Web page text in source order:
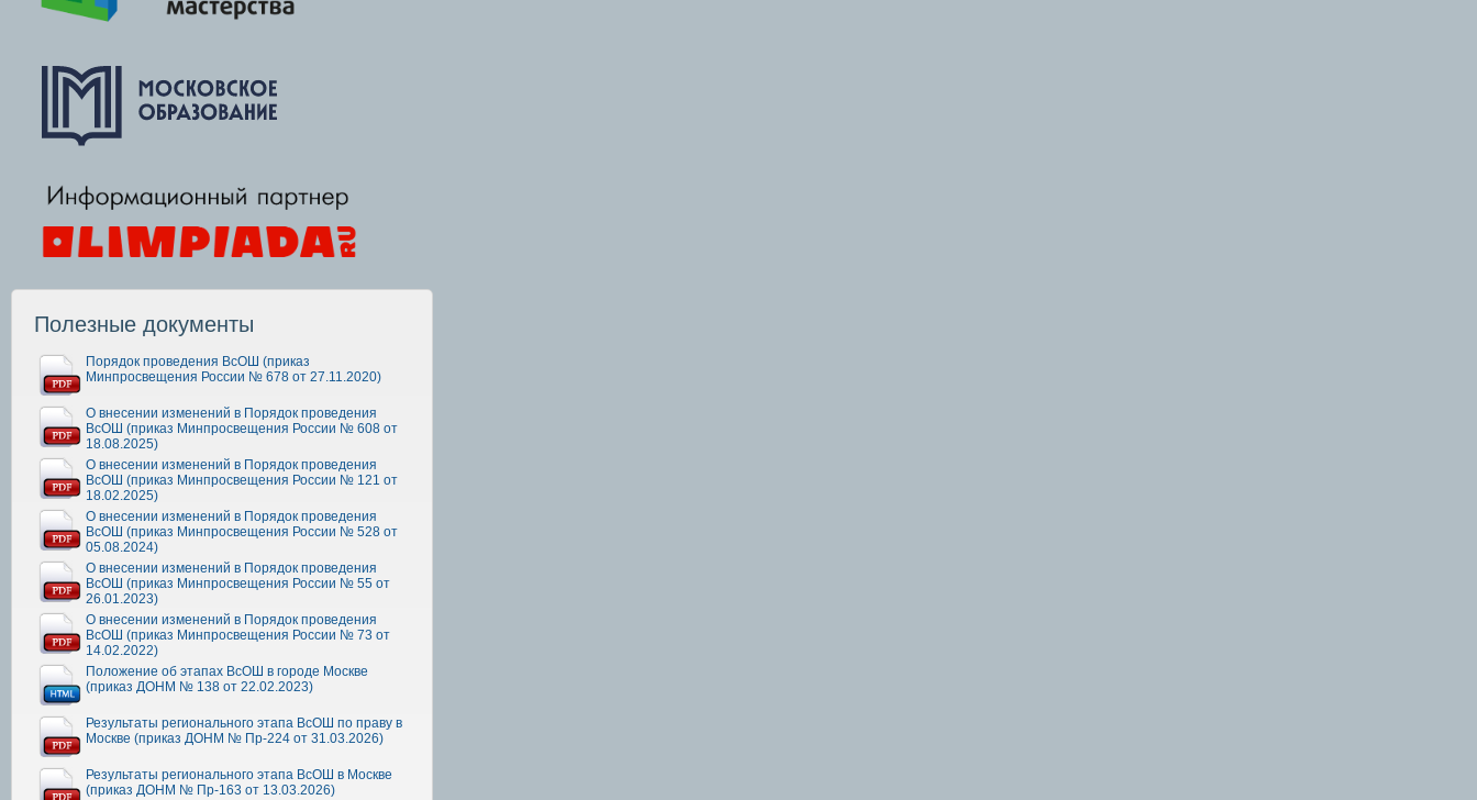
Полезные документы
Порядок проведения ВсОШ (приказ
Минпросвещения России № 678 от 27.11.2020)
О внесении изменений в Порядок проведения
ВсОШ (приказ Минпросвещения России № 608 от
18.08.2025)
О внесении изменений в Порядок проведения
ВсОШ (приказ Минпросвещения России № 121 от
18.02.2025)
О внесении изменений в Порядок проведения
ВсОШ (приказ Минпросвещения России № 528 от
05.08.2024)
О внесении изменений в Порядок проведения
ВсОШ (приказ Минпросвещения России № 55 от
26.01.2023)
О внесении изменений в Порядок проведения
ВсОШ (приказ Минпросвещения России № 73 от
14.02.2022)
Положение об этапах ВсОШ в городе Москве
(приказ ДОНМ № 138 от 22.02.2023)
Результаты регионального этапа ВсОШ по праву в
Москве (приказ ДОНМ № Пр-224 от 31.03.2026)
Результаты регионального этапа ВсОШ в Москве
(приказ ДОНМ № Пр-163 от 13.03.2026)